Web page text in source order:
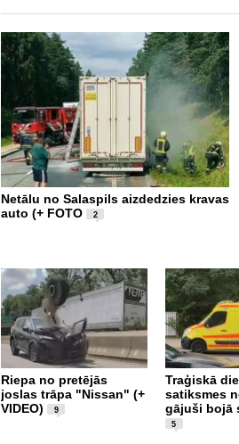
Netālu no Salaspils aizdedzies kravas
auto (+ FOTO
2
Riepa no pretējās
joslas trāpa "Nissan" (+
VIDEO)
9
Traģiskā
satiksmes
gājuši bojā
5